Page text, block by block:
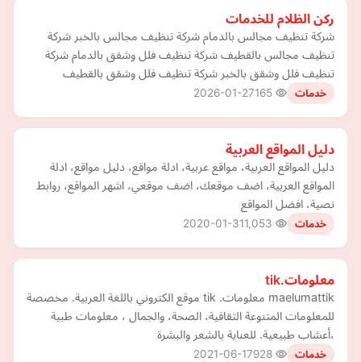
ركن الظلام للخدمات
شركة تنظيف مجالس بالدمام شركة تنظيف مجالس بالخبر شركة
تنظيف مجالس بالقطيف شركة تنظيف فلل وشقق بالدمام شركة
تنظيف فلل وشقق بالخبر شركة تنظيف فلل وشقق بالقطيف
خدمات 2026-01-27
دليل المواقع العربية
دليل المواقع العربية، مواقع عربية، ادلة مواقع، دليل مواقع، ادلة
المواقع العربية، اضف موقعك، اضف موقعي، اشهر المواقع، روابط
نصية، افضل المواقع
خدمات 2020-01-31
معلومات.tik
maelumattik معلومات. tik موقع الكتروني باللغة العربية. مخصصة
للمعلومات المتنوعة الثقافية، الصحة، والجمال ، معلومات طبية
،أعشاب طبيعية. للعناية بالشعر والبشرة
خدمات 2021-06-17